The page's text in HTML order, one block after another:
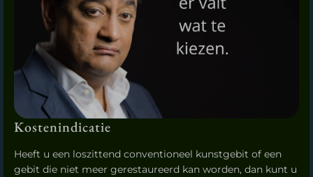
Kostenindicatie
Heeft u een loszittend conventioneel kunstgebit of een
gebit die niet meer gerestaureerd kan worden, dan kunt u